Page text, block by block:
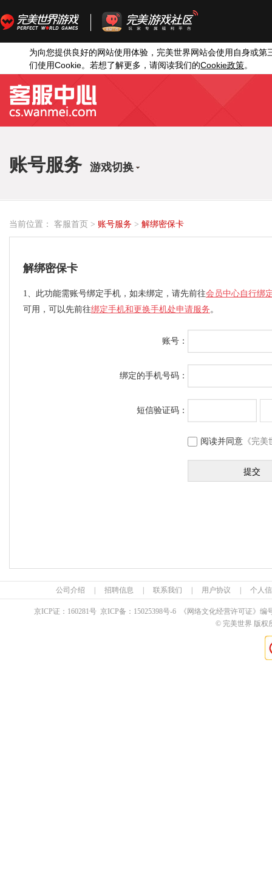
为向您提供良好的网站使用体验，完美世界网站会使用自身或第
们使用Cookie。若想了解更多，请阅读我们的Cookie政策。
账号服务 游戏切换
当前位置： 客服首页 > 账号服务 > 解绑密保卡
解绑密保卡
1、此功能需账号绑定手机，如未绑定，请先前往会员中心自行绑
可用，可以先前往绑定手机和更换手机处申请服务。
账号：
绑定的手机号码：
短信验证码：
阅读并同意《完美
公司介绍 招聘信息 联系我们 用户协议 个人
京ICP证： 160281号 京ICP备： 15025398号-6 《网络文化经营许可证》编
© 完美世界 版权